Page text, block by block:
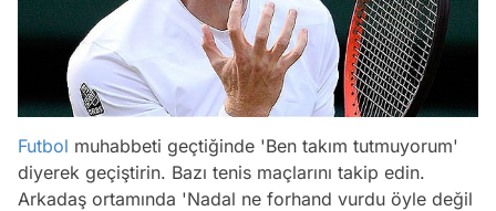
Futbol muhabbeti geçtiğinde 'Ben takım tutmuyorum'
diyerek geçiştirin. Bazı tenis maçlarını takip edin.
Arkadaş ortamında 'Nadal ne forhand vurdu öyle değil